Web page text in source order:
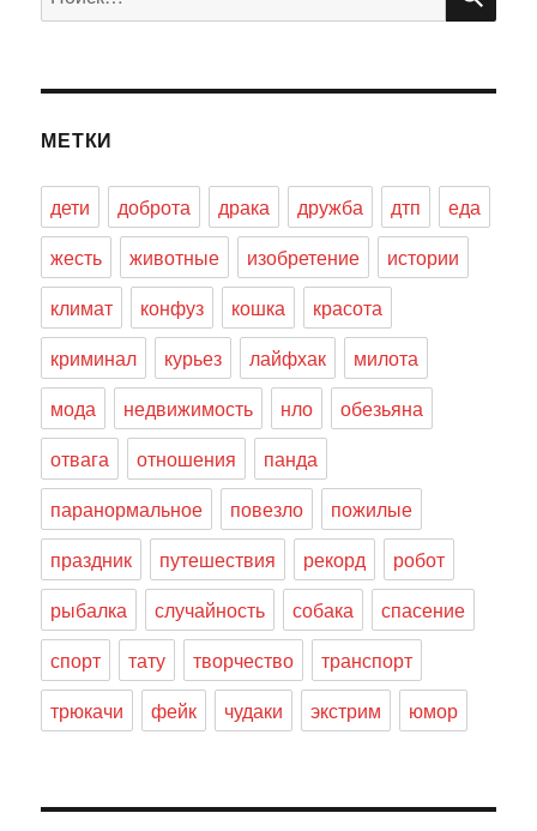
МЕТКИ
дети доброта драка дружба дтп
еда
жесть
животные изобретение
истории
климат
конфуз кошка
красота
криминал
курьез лайфхак
милота
мода
недвижимость нло
обезьяна
отвага
отношения
панда
паранормальное
повезло
пожилые
праздник
путешествия рекорд
робот
рыбалка
случайность собака
спасение
спорт
тату творчество
транспорт
трюкачи
фейк чудаки экстрим юмор